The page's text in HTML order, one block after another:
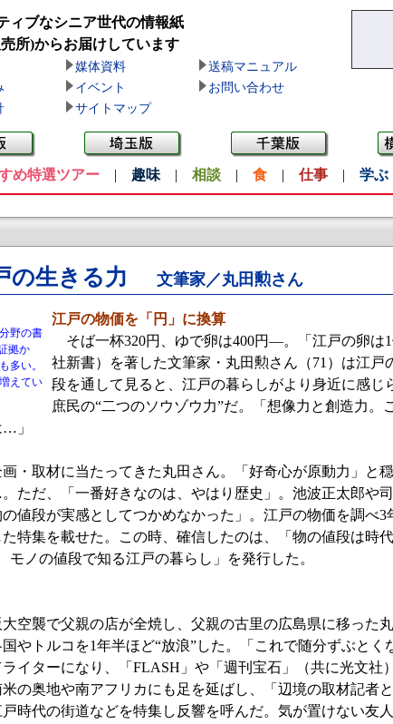
ィブなシニア世代の情報紙
所)からお届けしています
媒体資料
送稿マニュアル
イベント
お問い合わせ
サイトマップ
め特選ツアー | 趣味 | 相談 | 食 | 仕事 | 学ぶ
の生きる力 文筆家／丸田勲さん
野の書
拠か
多い。
えてい
江戸の物価を「円」に換算
そば一杯320円、ゆで卵は400円—。「江戸の卵
社新書）を著した文筆家・丸田勲さん（71）は江
段を通して見ると、江戸の暮らしがより身近に感
庶民の“二つのソウゾウ力”だ。「想像力と創造力
」
・取材に当たってきた丸田さん。「好奇心が原動力」と
ただ、「一番好きなのは、やはり歴史」。池波正太郎や
値段が実感としてつかめなかった」。江戸の物価を調
た特集を載せた。この時、確信したのは、「物の値段は時
ノの値段で知る江戸の暮らし」を発行した。
空襲で父親の店が全焼し、父親の古里の広島県に移った
やトルコを1年半ほど“放浪”した。「これで随分ずぶとく
イターになり、「FLASH」や「週刊宝石」（共に光文社
米の奥地や南アフリカにも足を延ばし、「辺境の取材記者
時代の街道などを特集し反響を呼んだ。気が置けない友